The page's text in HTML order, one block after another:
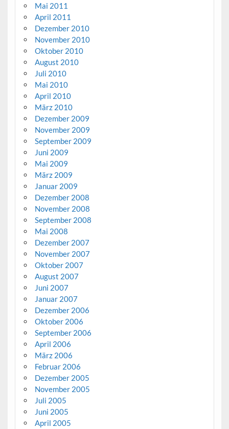
Mai 2011
April 2011
Dezember 2010
November 2010
Oktober 2010
August 2010
Juli 2010
Mai 2010
April 2010
März 2010
Dezember 2009
November 2009
September 2009
Juni 2009
Mai 2009
März 2009
Januar 2009
Dezember 2008
November 2008
September 2008
Mai 2008
Dezember 2007
November 2007
Oktober 2007
August 2007
Juni 2007
Januar 2007
Dezember 2006
Oktober 2006
September 2006
April 2006
März 2006
Februar 2006
Dezember 2005
November 2005
Juli 2005
Juni 2005
April 2005